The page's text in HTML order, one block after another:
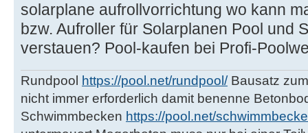
solarplane aufrollvorrichtung wo kann
bzw. Aufroller für Solarplanen Pool und
verstauen? Pool-kaufen bei Profi-
Rundpool https://pool.net/rundpool/Bausatz
nicht immer erforderlich damit benenne
Schwimmbecken https://pool.net/